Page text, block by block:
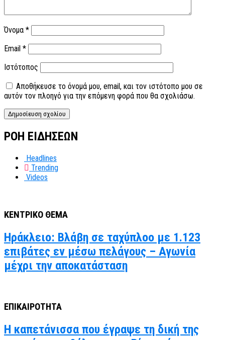
Όνομα *
Email *
Ιστότοπος
Αποθήκευσε το όνομά μου, email, και τον ιστότοπο μου σε
αυτόν τον πλοηγό για την επόμενη φορά που θα σχολιάσω.
ΡΟΗ ΕΙΔΗΣΕΩΝ
Headlines
Trending
Videos
ΚΕΝΤΡΙΚΟ ΘΕΜΑ
Ηράκλειο: Βλάβη σε ταχύπλοο με 1.123
επιβάτες εν μέσω πελάγους – Αγωνία
μέχρι την αποκατάσταση
ΕΠΙΚΑΙΡΟΤΗΤΑ
Η καπετάνισσα που έγραψε τη δική της